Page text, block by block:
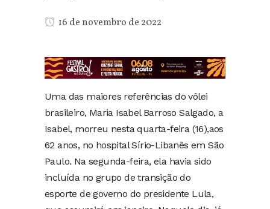
16 de novembro de 2022
Uma das maiores referências do vôlei
brasileiro, Maria Isabel Barroso Salgado, a
Isabel, morreu nesta quarta-feira (16),aos
62 anos, no hospital Sírio-Libanês em São
Paulo. Na segunda-feira, ela havia sido
incluída no grupo de transição do
esporte de governo do presidente Lula,